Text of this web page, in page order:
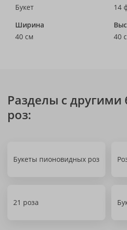
Букет
14
Ширина
40 см
40
Разделы с другими
роз:
Букеты пионовидных роз
21 роза